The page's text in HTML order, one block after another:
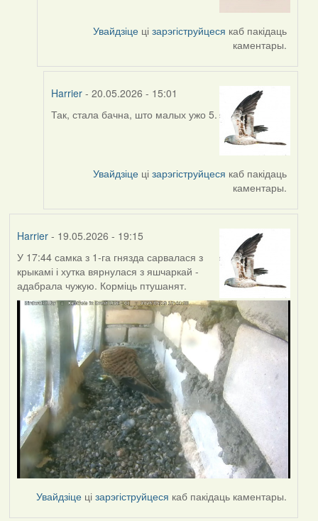
Увайдзіце цізарэгіструйцеся каб пакідаць
каментары.
Harrier - 20.05.2026 - 15:01
In
Так, стала бачна, што малых ужо 5.
Увайдзіце цізарэгіструйцеся каб пакідаць
каментары.
Harrier- 19.05.2026 - 19:15
У 17:44 самка з 1-га гнязда сарвалася з
крыкамі і хутка вярнулася з яшчаркай -
адабрала чужую. Корміць птушанят.
Увайдзіце цізарэгіструйцеся каб пакідаць каментары.